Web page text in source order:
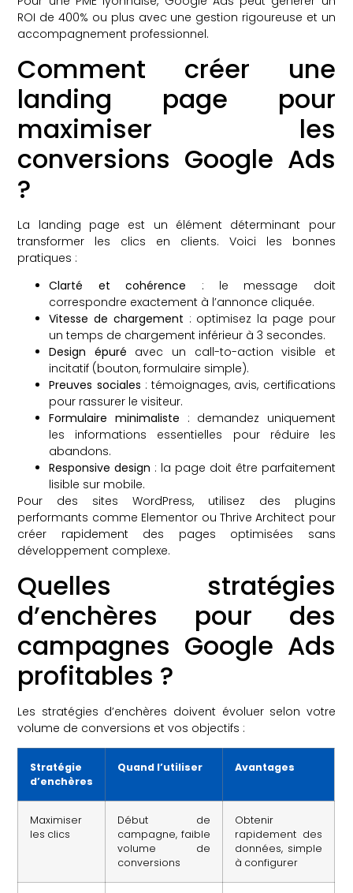
ROI de 400% ou plus avec une gestion rigoureuse et un
accompagnement professionnel.
Comment créer une
landing page pour
maximiser les
conversions Google Ads
?
La landing page est un élément déterminant pour
transformer les clics en clients. Voici les bonnes
pratiques :
Clarté et cohérence : le message doit
correspondre exactement à l’annonce cliquée.
Vitesse de chargement : optimisez la page pour
un temps de chargement inférieur à 3 secondes.
Design épuré avec un call-to-action visible et
incitatif (bouton, formulaire simple).
Preuves sociales : témoignages, avis, certifications
pour rassurer le visiteur.
Formulaire minimaliste : demandez uniquement
les informations essentielles pour réduire les
abandons.
Responsive design : la page doit être parfaitement
lisible sur mobile.
Pour des sites WordPress, utilisez des plugins
performants comme Elementor ou Thrive Architect pour
créer rapidement des pages optimisées sans
développement complexe.
Quelles stratégies
d’enchères pour des
campagnes Google Ads
profitables ?
Les stratégies d’enchères doivent évoluer selon votre
volume de conversions et vos objectifs :
Stratégie
d’enchères
Quand l’utiliser Avantages
Maximiser
les clics
Début de
campagne, faible
volume de
conversions
Obtenir
rapidement des
données, simple
à configurer